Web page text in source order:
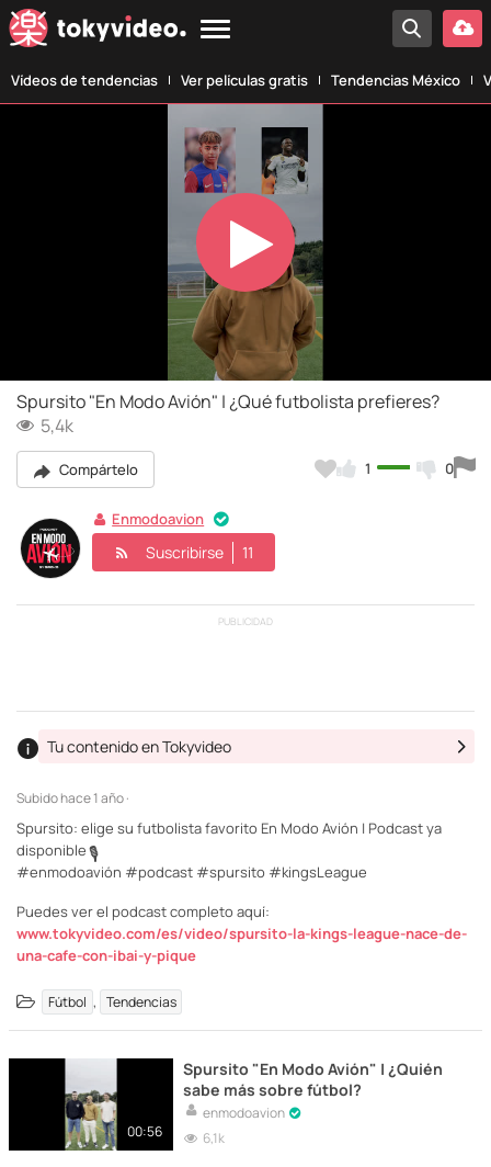
Vídeos de tendencias Ver películas gratis Tendencias México
Play
Video
Spursito "En Modo Avión" | ¿Qué futbolista prefieres?
5,4k
Compártelo 1 0
Enmodoavion
Suscribirse 11
PUBLICIDAD
Subidohace 1 año ·
Tu contenido en Tokyvideo
Spursito: elige su futbolista favorito En Modo Avión | Podcast ya
disponible🎙️
#enmodoavión #podcast #spursito #kingsLeague
Puedes ver el podcast completo aquí:
www.tokyvideo.com/es/video/spursito-la-kings-league-nace-de-
una-cafe-con-ibai-y-pique
Fútbol , Tendencias
00:56
Spursito "En Modo Avión" | ¿Quién
sabe más sobre fútbol?
enmodoavion
6,1k